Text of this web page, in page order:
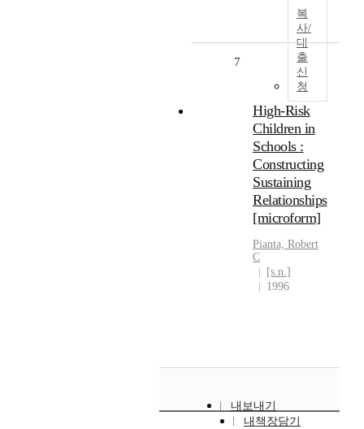
복
사/
대
출
신
청
7
High-Risk
Children in
Schools :
Constructing
Sustaining
Relationships
[microform]
Pianta, Robert
C
[s.n.]
1996
내보내기
내책장담기